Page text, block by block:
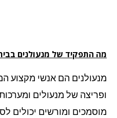
התפקיד של מנעולנים בבית
הם אנשי מקצוע
של מנעולים ומערכות
ומורשים יכולים לספק